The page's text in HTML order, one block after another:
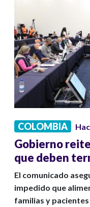
COLOMBIA
Gobierno
que deben
El comunicado
impedido que
familias y